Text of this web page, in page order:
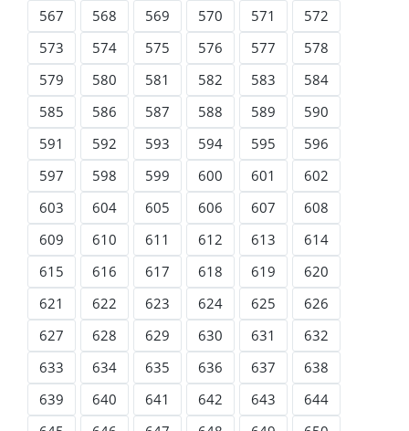
567
568 569 570 571
572
573
574 575 576 577
578
579
580 581 582 583
584
585
586 587 588 589
590
591
592 593 594 595
596
597
598 599 600 601
602
603
604 605 606 607
608
609
610 611 612 613
614
615
616 617 618 619
620
621
622 623 624 625
626
627
628 629 630 631
632
633
634 635 636 637
638
639
640 641 642 643
644